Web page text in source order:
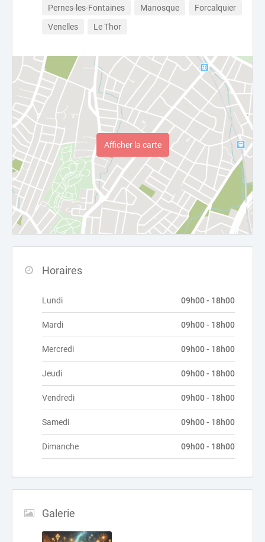
Pernes-les-Fontaines Manosque
Forcalquier
Venelles
Le Thor
Afficher la carte
Horaires
Lundi 09h00 - 18h00
Mardi 09h00 - 18h00
Mercredi 09h00 - 18h00
Jeudi 09h00 - 18h00
Vendredi 09h00 - 18h00
Samedi 09h00 - 18h00
Dimanche 09h00 - 18h00
Galerie